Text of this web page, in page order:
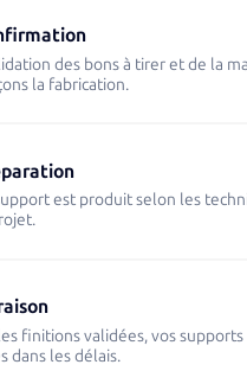
des bons à tirer et de la
la fabrication.
est produit selon les
finitions validées, vos
dans les délais.